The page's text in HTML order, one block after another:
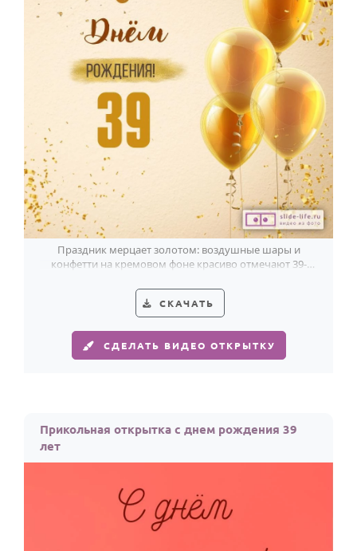
Праздник мерцает золотом: воздушные шары и
конфетти на кремовом фоне красиво отмечают 39-
СКАЧАТЬ
СДЕЛАТЬ ВИДЕО ОТКРЫТКУ
Прикольная открытка с днем рождения 39
лет